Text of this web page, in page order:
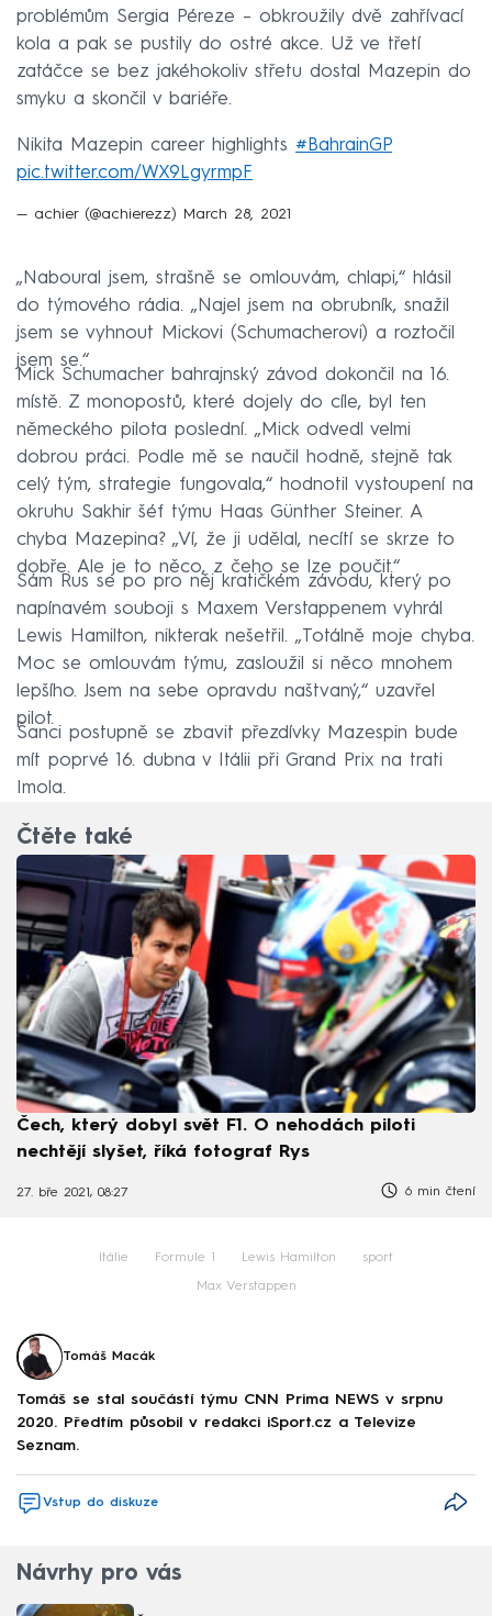
problémům Sergia Péreze – obkroužily dvě zahřívací
kola a pak se pustily do ostré akce. Už ve třetí
zatáčce se bez jakéhokoliv střetu dostal Mazepin do
smyku a skončil v bariéře.
Nikita Mazepin career highlights #BahrainGP
pic.twitter.com/WX9LgyrmpF
— achier (@achierezz) March 28, 2021
„Naboural jsem, strašně se omlouvám, chlapi,“ hlásil
do týmového rádia. „Najel jsem na obrubník, snažil
jsem se vyhnout Mickovi (Schumacherovi) a roztočil
jsem se.“
Mick Schumacher bahrajnský závod dokončil na 16.
místě. Z monopostů, které dojely do cíle, byl ten
německého pilota poslední. „Mick odvedl velmi
dobrou práci. Podle mě se naučil hodně, stejně tak
celý tým, strategie fungovala,“ hodnotil vystoupení na
okruhu Sakhir šéf týmu Haas Günther Steiner. A
chyba Mazepina? „Ví, že ji udělal, necítí se skrze to
dobře. Ale je to něco, z čeho se lze poučit.“
Sám Rus se po pro něj kratičkém závodu, který po
napínavém souboji s Maxem Verstappenem vyhrál
Lewis Hamilton, nikterak nešetřil. „Totálně moje chyba.
Moc se omlouvám týmu, zasloužil si něco mnohem
lepšího. Jsem na sebe opravdu naštvaný,“ uzavřel
pilot.
Šanci postupně se zbavit přezdívky Mazespin bude
mít poprvé 16. dubna v Itálii při Grand Prix na trati
Imola.
Čtěte také
Čech, který dobyl svět F1. O nehodách piloti
nechtějí slyšet, říká fotograf Rys
27. bře 2021, 08:27 6 min čtení
Itálie Formule 1 Lewis Hamilton sport
Max Verstappen
Tomáš Macák
Tomáš se stal součástí týmu CNN Prima NEWS v srpnu
2020. Předtím působil v redakci iSport.cz a Televize
Seznam.
Vstup do diskuze
Návrhy pro vás